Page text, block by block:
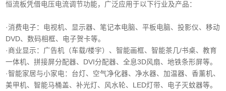
恒流板凭借电压电流调节功能，广泛应用于以下行业及产品：
·消费电子‌：电视机、显示器、笔记本电脑、平板电脑、投影仪、移动
DVD、数码相框、电子贺卡等。
·商业显示‌：广告机（车载/楼宇）、智能画框、智能茶几/书桌、教育
一体机、拼接屏分配器、DVI分配器、全息3D风扇、地铁条形屏等。
·智能家居与小家电‌：台灯、空气净化器、净水器、加温器、香薰机、
美甲机、智能马桶盖、补光灯、风水轮、LED灯带、电子灭蚊器等。